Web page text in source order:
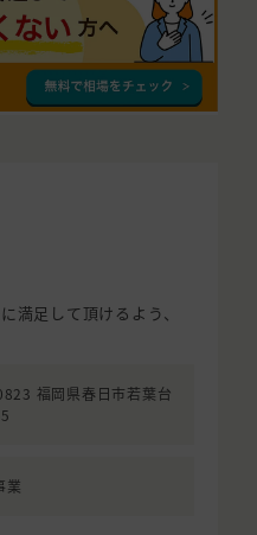
満足して頂けるよう、
福岡県春日市若葉台
業